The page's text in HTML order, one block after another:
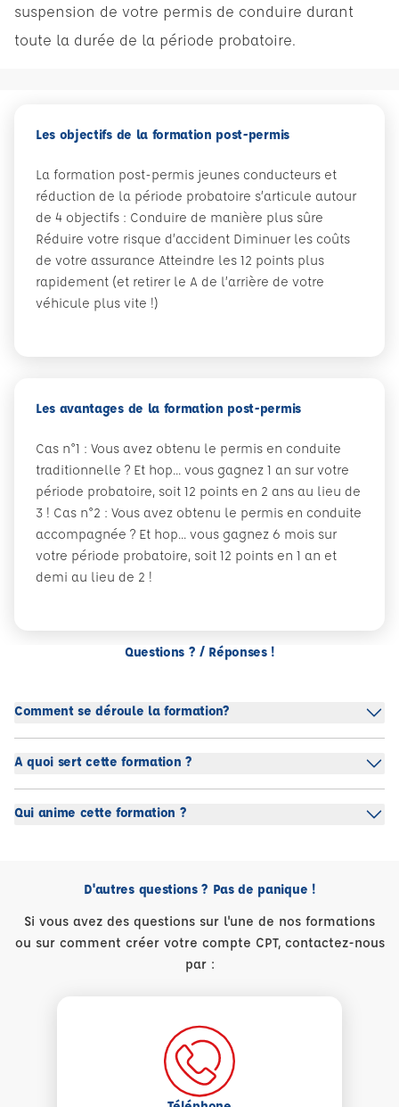
suspension de votre permis de conduire durant
toute la durée de la période probatoire.
Les objectifs de la formation post-permis
La formation post-permis jeunes conducteurs et
réduction de la période probatoire s’articule autour
de 4 objectifs : Conduire de manière plus sûre
Réduire votre risque d’accident Diminuer les coûts
de votre assurance Atteindre les 12 points plus
rapidement (et retirer le A de l’arrière de votre
véhicule plus vite !)
Les avantages de la formation post-permis
Cas n°1 : Vous avez obtenu le permis en conduite
traditionnelle ? Et hop... vous gagnez 1 an sur votre
période probatoire, soit 12 points en 2 ans au lieu de
3 ! Cas n°2 : Vous avez obtenu le permis en conduite
accompagnée ? Et hop... vous gagnez 6 mois sur
votre période probatoire, soit 12 points en 1 an et
demi au lieu de 2 !
Questions ? / Réponses !
Comment se déroule la formation?
A quoi sert cette formation ?
Qui anime cette formation ?
D'autres questions ? Pas de panique !
Si vous avez des questions sur l'une de nos formations
ou sur comment créer votre compte CPT, contactez-nous
par :